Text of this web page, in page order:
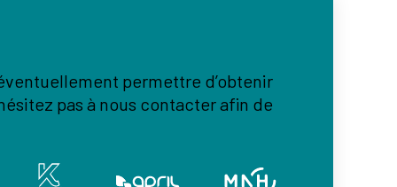
permettre d’obtenir
pas à nous contacter afin de